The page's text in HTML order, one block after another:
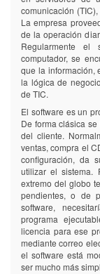
comunicación
La empresa
de la operación
Regularmente el
computador, se
que la información,
la lógica de
de TIC.
El software es un
De forma clásica
del cliente.
ventas, compra el
configuración, da
utilizar el sistema.
extremo del globo
pendientes, o de
software,
programa
licencia para ese
mediante correo
el software está
ser mucho más
de
los
sistemas
.
Personal
de
inteligencia
negocio
para
obtener
reportes
de
información.
Costos.
Pago
inicial
por
instalación.
de
los
sistemas
.
Personal
de
inteligencia
negocio
para
obtener
reportes
de
información.
Costos.
Pago
inicial
por
instalación.
de
publicidad,
por
medio
de
cuentas
más
prometedoras,
ya
que
se
conoce
mejor
a
los
consumidores